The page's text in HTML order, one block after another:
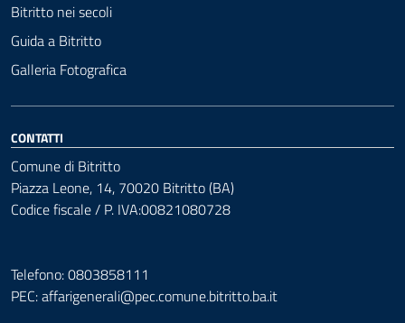
Bitritto nei secoli
Guida a Bitritto
Galleria Fotografica
CONTATTI
Comune di Bitritto
Piazza Leone, 14, 70020 Bitritto (BA)
Codice fiscale / P. IVA:00821080728
Telefono: 0803858111
PEC:affarigenerali@pec.comune.bitritto.ba.it